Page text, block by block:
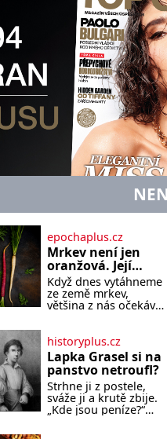
epochaplus.cz
Mrkev není jen
oranžová. Její
neuvěřitelný
příběh začíná
fialovou barvou
Když dnes vytáhneme
ze země mrkev,
většina z nás očekává
historie je mrkev
všechno možné, jen
ne oranžová. Je
fialová, žlutá, bílá,
někdy dokonce téměř
černá. Až díky stovkám
let pečlivého šlechtění
historyplus.cz
Lapka Grasel si na
panstvo netroufl?
Strhne ji z postele,
sváže ji a krutě zbije.
„Kde jsou peníze?“